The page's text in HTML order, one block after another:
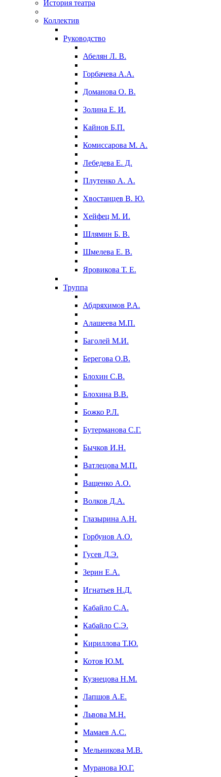
История театра
Коллектив
Руководство
Абелян Л. В.
Горбачева А.А.
Доманова О. В.
Золина Е. И.
Кайнов Б.П.
Комиссарова М. А.
Лебедева Е. Д.
Плутенко А. А.
Хвостанцев В. Ю.
Хейфец М. И.
Шлямин Б. В.
Шмелева Е. В.
Яровикова Т. Е.
Труппа
Абдряхимов Р.А.
Алашеева М.П.
Баголей М.И.
Берегова О.В.
Блохин С.В.
Блохина В.В.
Божко Р.Л.
Бутерманова С.Г.
Бычков И.Н.
Ватлецова М.П.
Ващенко А.О.
Волков Д.А.
Глазырина А.Н.
Горбунов А.О.
Гусев Д.Э.
Зерин Е.А.
Игнатьев Н.Д.
Кабайло С.А.
Кабайло С.Э.
Кириллова Т.Ю.
Котов Ю.М.
Кузнецова Н.М.
Лапшов А.Е.
Львова М.Н.
Мамаев А.С.
Мельникова М.В.
Муранова Ю.Г.